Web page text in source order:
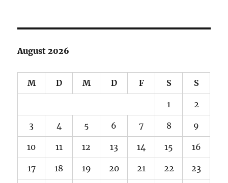
August 2026
M D M D F S S
1 2
3 4 5 6 7 8 9
10 11 12 13 14 15 16
17 18 19 20 21 22 23